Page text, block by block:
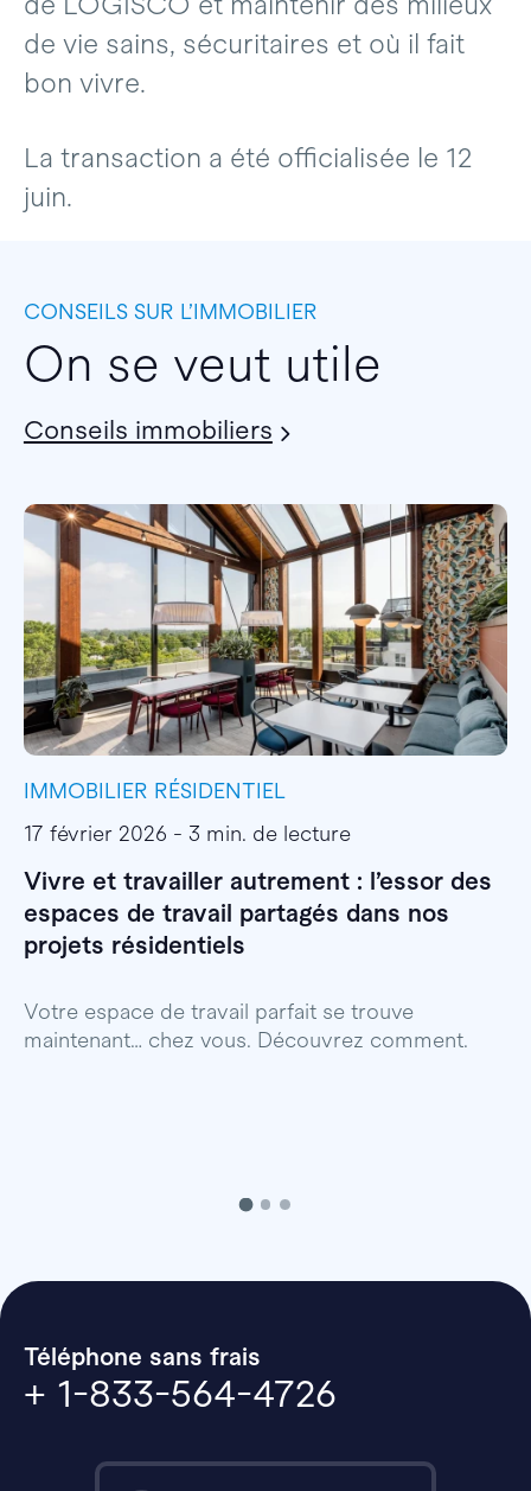
de vie sains, sécuritaires et où il fait
bon vivre.
La transaction a été officialisée le 12
juin.
CONSEILS SUR L’IMMOBILIER
On se veut utile
Conseils immobiliers
IMMOBILIER RÉSIDENTIEL
17 février 2026 - 3 min. de lecture
Vivre et travailler autrement : l’essor des
espaces de travail partagés dans nos
projets résidentiels
Votre espace de travail parfait se trouve
maintenant… chez vous. Découvrez comment.
Téléphone sans frais
+ 1-833-564-4726